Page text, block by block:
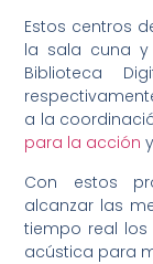
Estos centros
la sala cuna y
Biblioteca
a la
para la acción
Con estos
alcanzar las
tiempo real
acústica para